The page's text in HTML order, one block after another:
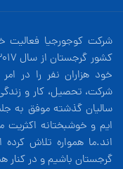
شرکت کوجورجیا فعالیت
خود هزاران نفر را در
شرکت، تحصیل، کار و
سالیان گذشته موفق به
ایم و خوشبختانه اکثریت
اند.ما همواره تلاش
گرجستان باشیم و در کنار